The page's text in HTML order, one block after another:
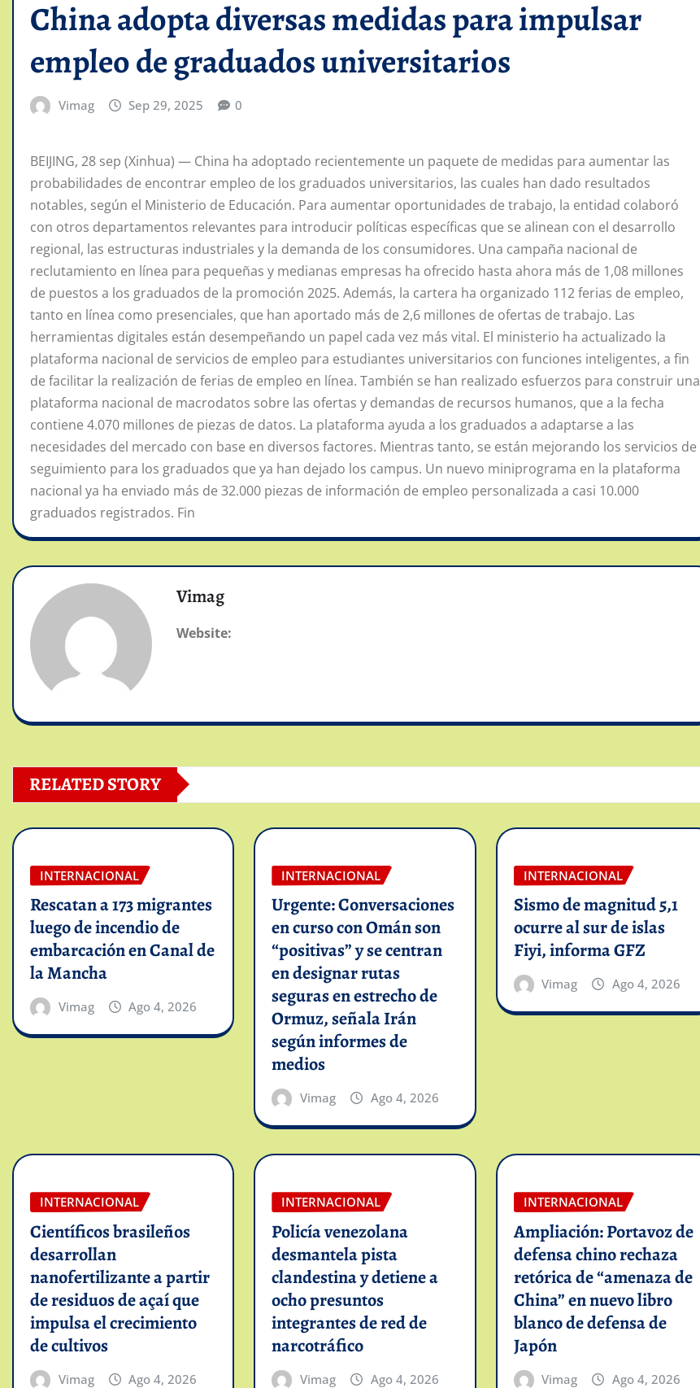
China adopta diversas medidas para impulsar
empleo de graduados universitarios
Vimag Sep 29, 2025 0
BEIJING, 28 sep (Xinhua) — China ha adoptado recientemente un paquete de medidas para aumentar las
probabilidades de encontrar empleo de los graduados universitarios, las cuales han dado resultados
notables, según el Ministerio de Educación. Para aumentar oportunidades de trabajo, la entidad colaboró
con otros departamentos relevantes para introducir políticas específicas que se alinean con el desarrollo
regional, las estructuras industriales y la demanda de los consumidores. Una campaña nacional de
reclutamiento en línea para pequeñas y medianas empresas ha ofrecido hasta ahora más de 1,08 millones
de puestos a los graduados de la promoción 2025. Además, la cartera ha organizado 112 ferias de empleo,
tanto en línea como presenciales, que han aportado más de 2,6 millones de ofertas de trabajo. Las
herramientas digitales están desempeñando un papel cada vez más vital. El ministerio ha actualizado la
plataforma nacional de servicios de empleo para estudiantes universitarios con funciones inteligentes, a fin
de facilitar la realización de ferias de empleo en línea. También se han realizado esfuerzos para construir una
plataforma nacional de macrodatos sobre las ofertas y demandas de recursos humanos, que a la fecha
contiene 4.070 millones de piezas de datos. La plataforma ayuda a los graduados a adaptarse a las
necesidades del mercado con base en diversos factores. Mientras tanto, se están mejorando los servicios de
seguimiento para los graduados que ya han dejado los campus. Un nuevo miniprograma en la plataforma
nacional ya ha enviado más de 32.000 piezas de información de empleo personalizada a casi 10.000
graduados registrados. Fin
Vimag
Website:
RELATED STORY
INTERNACIONAL
Rescatan a 173 migrantes
luego de incendio de
embarcación en Canal de
la Mancha
Vimag Ago 4, 2026
INTERNACIONAL
Urgente: Conversaciones
en curso con Omán son
“positivas” y se centran
en designar rutas
seguras en estrecho de
Ormuz, señala Irán
según informes de
medios
Vimag Ago 4, 2026
INTERNACIONAL
Sismo de magnitud 5,1
ocurre al sur de islas
Fiyi, informa GFZ
Vimag Ago 4, 2026
INTERNACIONAL
Científicos brasileños
desarrollan
nanofertilizante a partir
de residuos de açaí que
impulsa el crecimiento
de cultivos
Vimag Ago 4, 2026
INTERNACIONAL
Policía venezolana
desmantela pista
clandestina y detiene a
ocho presuntos
integrantes de red de
narcotráfico
Vimag Ago 4, 2026
INTERNACIONAL
Ampliación: Portavoz de
defensa chino rechaza
retórica de “amenaza de
China” en nuevo libro
blanco de defensa de
Japón
Vimag Ago 4, 2026